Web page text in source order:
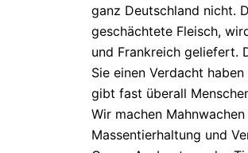
ganz Deutschland nicht.
geschächtete Fleisch,
und Frankreich geliefert.
Sie einen Verdacht
gibt fast überall
Wir machen
Massentierhaltung und